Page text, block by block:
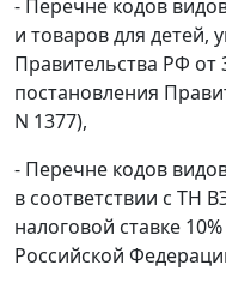
- Перечне кодов
и товаров для детей,
Правительства РФ от
постановления
N 1377),
- Перечне кодов
в соответствии с ТН
налоговой ставке
Российской